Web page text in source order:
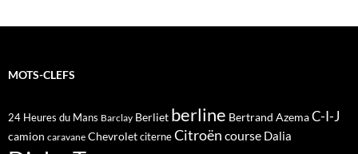
MOTS-CLEFS
24 Heures du Mans Barclay Berliet berline Bertrand AzemaC-I-J
camion caravane ChevroletciterneCitroën course Dalia